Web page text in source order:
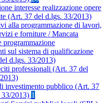
interesse realizzazione opere
(Art. 37 del d.lgs. 33/2013)
alla programmazione di lavori,
e forniture / Mancata
programmazione
sul sistema di qualificazione
d.lgs. 33/2013)
professionali (Art. 37 del
investimento pubblico (Art. 37
2013) 1